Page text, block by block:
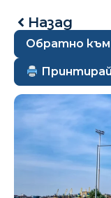
Назад
Обратно към
Принтирай